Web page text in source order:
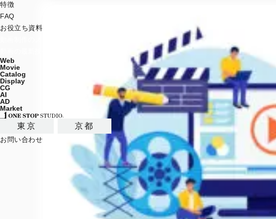
特徴
FAQ
お役立ち資料
Web
Movie
Catalog
Display
CG
AI
AD
Market
東京 京都
お問い合わせ